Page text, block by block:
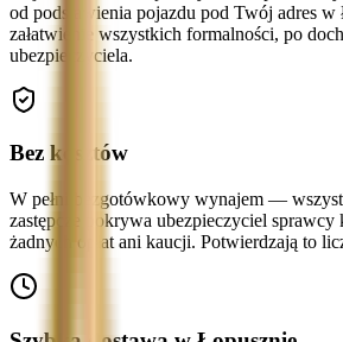
od podstawienia pojazdu pod Twój adres w
załatwienie wszystkich formalności, po
ubezpieczyciela.
Bez kosztów
W pełni bezgotówkowy wynajem —
zastępcze pokrywa ubezpieczyciel
żadnych opłat ani kaucji. Potwierdzają to